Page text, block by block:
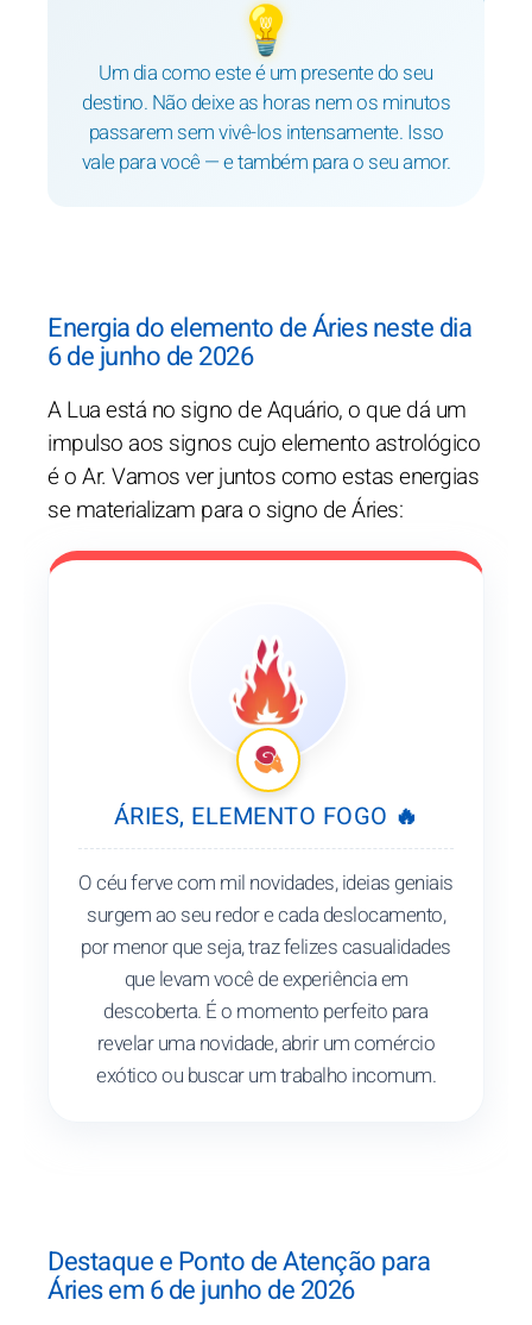
💡
Um dia como este é um presente do seu
destino. Não deixe as horas nem os minutos
passarem sem vivê-los intensamente. Isso
vale para você — e também para o seu amor.
Energia do elemento de Áries neste dia
6 de junho de 2026
A Lua está no signo de Aquário, o que dá um
impulso aos signos cujo elemento astrológico
é o Ar. Vamos ver juntos como estas energias
se materializam para o signo de Áries:
ÁRIES, ELEMENTO FOGO 🔥
O céu ferve com mil novidades, ideias geniais
surgem ao seu redor e cada deslocamento,
por menor que seja, traz felizes casualidades
que levam você de experiência em
descoberta. É o momento perfeito para
revelar uma novidade, abrir um comércio
exótico ou buscar um trabalho incomum.
Destaque e Ponto de Atenção para
Áries em 6 de junho de 2026